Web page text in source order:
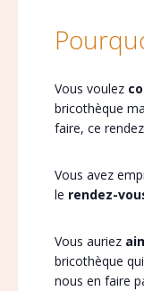
Vous voulez
bricothèque
faire, ce
Vous avez
le rendez-
Vous auriez
bricothèque
nous en faire